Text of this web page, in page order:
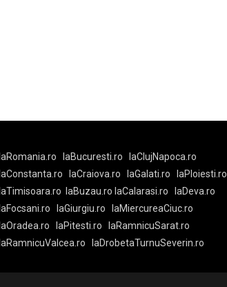
laRomania.ro laBucuresti.ro
laClujNapoca.ro
laConstanta.ro
laCraiova.ro laGalati.ro
laPloiesti.ro
laTimisoara.ro
laBuzau.ro laCalarasi.ro
laDeva.ro
laFocsani.ro
laGiurgiu.ro
laMiercureaCiuc.ro
laOradea.ro
laPitesti.ro
laRamnicuSarat.ro
laRamnicuValcea.ro
laDrobetaTurnuSeverin.ro